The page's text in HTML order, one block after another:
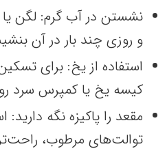
نشستن در آب گرم: لگن یا
و روزی چند بار در آن
استفاده از یخ: برای
کیسه یخ یا کمپرس سرد
مقعد را پاکیزه نگه دارید:
توالت‌های مرطوب،